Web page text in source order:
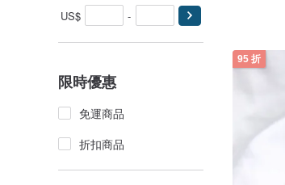
US$ -
限時優惠
免運商品
折扣商品
95 折